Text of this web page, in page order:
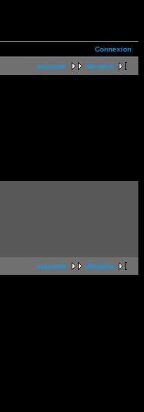
Connexion
suivante dernière
suivante dernière